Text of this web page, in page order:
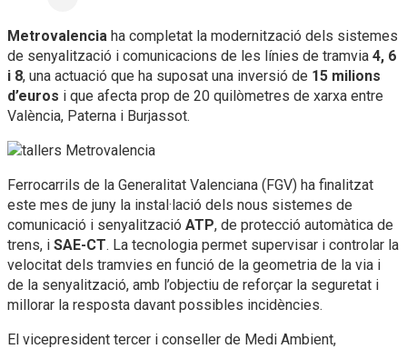
Metrovalencia ha completat la modernització dels sistemes
de senyalització i comunicacions de les línies de tramvia 4, 6
i 8, una actuació que ha suposat una inversió de 15 milions
d’euros i que afecta prop de 20 quilòmetres de xarxa entre
València, Paterna i Burjassot.
Ferrocarrils de la Generalitat Valenciana (FGV) ha finalitzat
este mes de juny la instal·lació dels nous sistemes de
comunicació i senyalització ATP, de protecció automàtica de
trens, i SAE-CT. La tecnologia permet supervisar i controlar la
velocitat dels tramvies en funció de la geometria de la via i
de la senyalització, amb l’objectiu de reforçar la seguretat i
millorar la resposta davant possibles incidències.
El vicepresident tercer i conseller de Medi Ambient,